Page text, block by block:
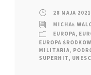
28 MAJA 2021
MICHAŁ
EUROPA,
EUROPA
MILITARIA,
SUPERHIT,